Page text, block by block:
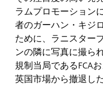
ラムプロモーション
者のガーハン・キジ
ために、ラニスター
ンの隣に写真に撮ら
規制当局であるFCA
英国市場から撤退した